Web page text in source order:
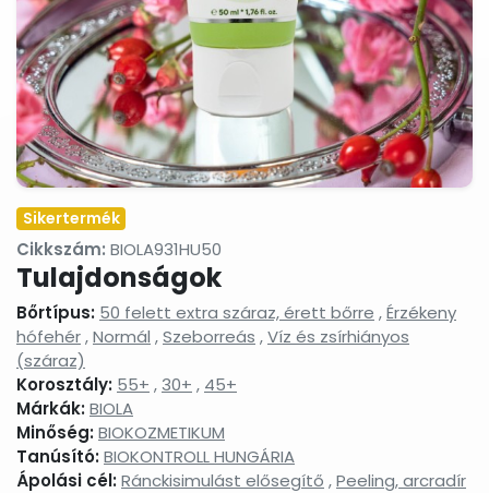
termékek
Masszázsolajok,
masszázsgélek
Nyak-
és
dekoltázs
ápolók
Peelingek,
Arctisztítás,
arctisztító
gél,
víz
Sampon
és
hajápolás,
hajbalzsam,
Szemkörnyékápolók,
szemránckrémek,
szempilla
ápolók
hatóanyag
koncentrátumok
testápoló
tejek,
testvajak,
Tonikok,
fürdőkrémek
Sikertermék
Cikkszám: BIOLA931HU50
Tulajdonságok
Bőrtípus: 50 felett extra száraz, érett bőrre ,Érzékeny
hófehér,Normál ,Szeborreás ,Víz és zsírhiányos
(száraz)
Korosztály: 55+ ,30+ , 45+
Márkák:BIOLA
Minőség:BIOKOZMETIKUM
Tanúsító:BIOKONTROLL HUNGÁRIA
Ápolási cél:Ránckisimulást elősegítő ,Peeling, arcradír